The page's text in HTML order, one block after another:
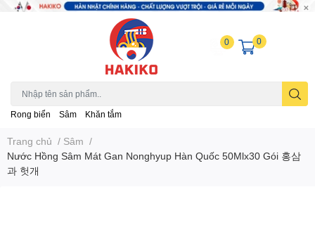
Rong biển Sâm Khăn tắm
0 0
Trang chủ / Sâm /
Nước Hồng Sâm Mát Gan Nonghyup Hàn Quốc 50Mlx30 Gói 홍삼
과 헛개